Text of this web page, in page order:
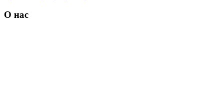
О нас